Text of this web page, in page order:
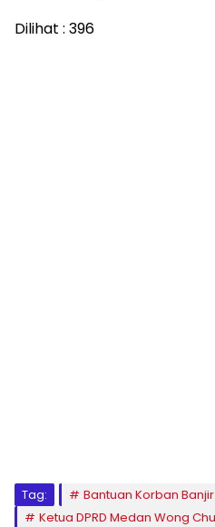
Dilihat : 396
Tag: Bantuan Korban
Ketua DPRD Medan Wong